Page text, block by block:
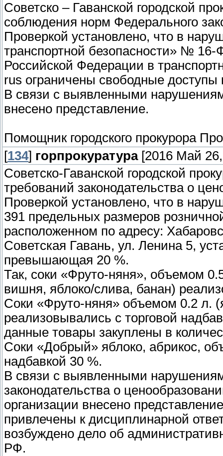
Советско – Гаванской городской
соблюдения норм Федерального
Проверкой установлено, что в
транспортной безопасности» № 16-
Российской Федерации в
rus ограничены свободные
В связи с выявленными
внесено представление.
Помощник городского прокурора
[134] горпрокуратура[2016 Май
Советско-Гаванской городской
требований законодательства о
Проверкой установлено, что в
391 предельных размеров
расположенном по адресу:
Советская Гавань, ул. Ленина 5,
превышающая 20 %.
Так, соки «Фруто-няня», объемом
вишня, яблоко/слива, банан)
Соки «Фруто-няня» объемом 0.2 л.
реализовывались с торговой
данные товары закуплены в
Соки «Добрый» яблоко, абрикос,
надбавкой 30 %.
В связи с выявленными
законодательства о
организации внесено
привлечены к дисциплинарной
возбуждено дело об
РФ.